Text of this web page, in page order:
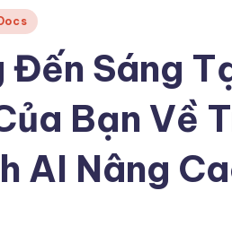
Đến Sáng
Bạn Về
AI Nâng